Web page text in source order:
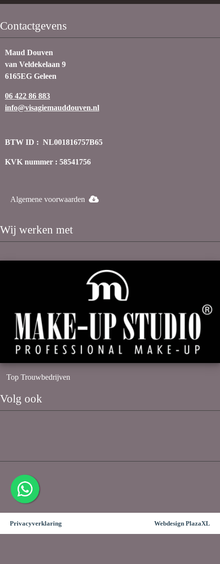
Contactgevens
Maud Douven
van Veldekelaan 9
6165EG Geleen
06 422 86 883
info@visagiemauddouven.nl
BTW ID : NL001816757B65
KVK nummer : 58541756
Algemene voorwaarden
Wij werken met
Top Trouwbedrijven
Volg ook
Privacyverklaring Webdesign PlazaXL